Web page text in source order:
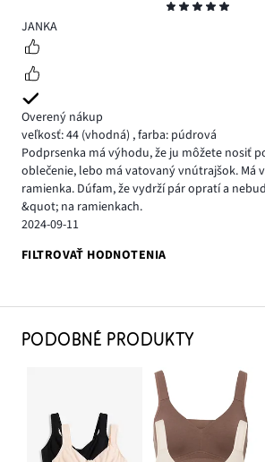
5
JANKA
Overený nákup
veľkosť: 44 (vhodná) ,farba: púdrová
Podprsenka má výhodu, že ju môžete nosiť
oblečenie, lebo má vatovaný vnútrajšok. Má
ramienka. Dúfam, že vydrží pár opratí a
&quot; na ramienkach.
2024-09-11
FILTROVAŤ HODNOTENIA
PODOBNÉ PRODUKTY